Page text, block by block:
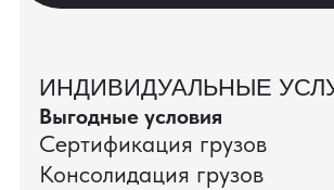
КЕЙС ПАО «РОСТЕЛЕКОМ»
ПАО «Ростелеком» доверяет нам полный
цикл международных поставок — от
поиска и проверки поставщиков до